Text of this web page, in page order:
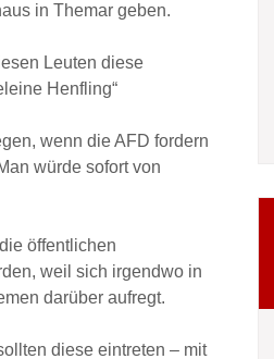
in Themar geben.
Leuten diese
Henfling“
wenn die AFD fordern
würde sofort von
öffentlichen
weil sich irgendwo in
darüber aufregt.
diese eintreten – mit